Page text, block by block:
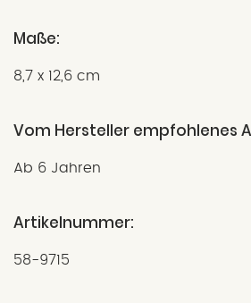
Maße:
8,7 x 12,6 cm
Vom Hersteller empfohlenes
Ab 6 Jahren
Artikelnummer:
58-9715